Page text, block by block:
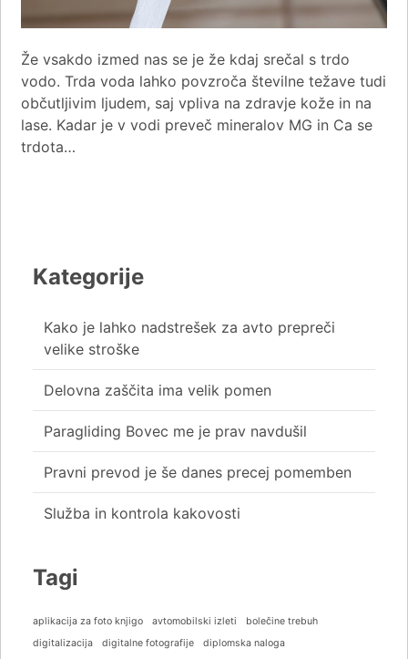
Že vsakdo izmed nas se je že kdaj srečal s trdo
vodo. Trda voda lahko povzroča številne težave tudi
občutljivim ljudem, saj vpliva na zdravje kože in na
lase. Kadar je v vodi preveč mineralov MG in Ca se
trdota…
Kategorije
Kako je lahko nadstrešek za avto prepreči
velike stroške
Delovna zaščita ima velik pomen
Paragliding Bovec me je prav navdušil
Pravni prevod je še danes precej pomemben
Služba in kontrola kakovosti
Tagi
aplikacija za foto knjigo avtomobilski izleti
bolečine trebuh
digitalizacija
digitalne fotografije
diplomska naloga